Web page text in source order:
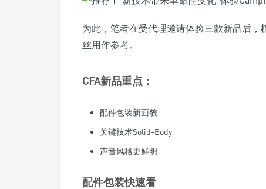
为此，笔者在受代理邀请体验三款新品后
丝用作参考。
CFA新品重点：
配件包装新面貌
关键技术Solid-Body
声音风格更鲜明
配件包装快速看